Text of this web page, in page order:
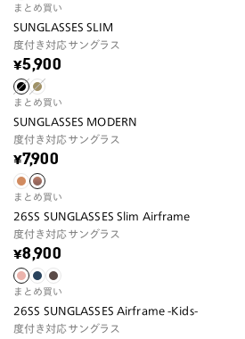
まとめ買い
SUNGLASSES SLIM
度付き対応サングラス
¥5,900
まとめ買い
SUNGLASSES MODERN
度付き対応サングラス
¥7,900
まとめ買い
26SS SUNGLASSES Slim Airframe
度付き対応サングラス
¥8,900
まとめ買い
26SS SUNGLASSES Airframe -Kids-
度付き対応サングラス